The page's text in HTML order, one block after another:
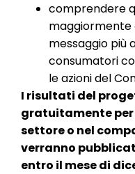
comprendere
maggiormente
messaggio più
consumatori
le azioni del
I risultati del
gratuitamente
settore o nel
verranno
entro il mese di